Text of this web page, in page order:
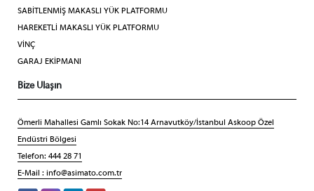
SABİTLENMİŞ MAKASLI YÜK PLATFORMU
HAREKETLİ MAKASLI YÜK PLATFORMU
VİNÇ
GARAJ EKİPMANI
Bize Ulaşın
Ömerli Mahallesi Gamlı Sokak No:14 Arnavutköy/İstanbul Askoop Özel
Endüstri Bölgesi
Telefon: 444 28 71
E-Mail : info@asimato.com.tr